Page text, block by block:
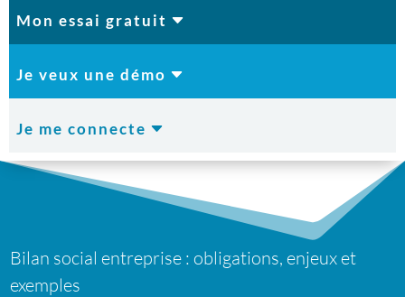
C
Mon essai gratuit
C
Je veux une démo
C
Je me connecte
Bilan social entreprise : obligations, enjeux et
exemples